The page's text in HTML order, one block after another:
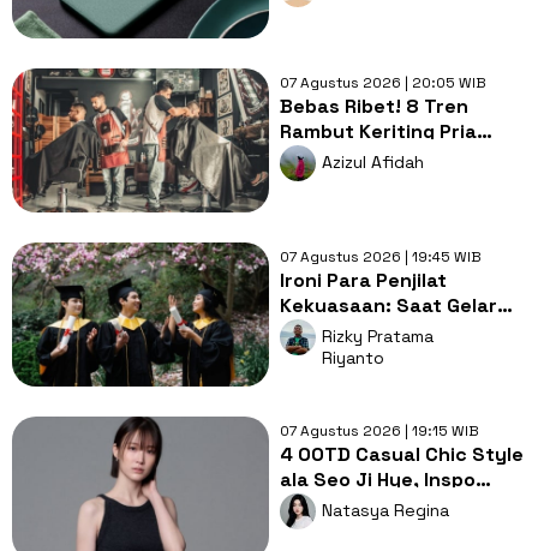
07 Agustus 2026 | 20:05 WIB
Bebas Ribet! 8 Tren
Rambut Keriting Pria
untuk Wajah Kotak yang
Gampang Ditata
Azizul Afidah
07 Agustus 2026 | 19:45 WIB
Ironi Para Penjilat
Kekuasaan: Saat Gelar
Akademis Kalah oleh
Mental ABS
Rizky Pratama
Riyanto
07 Agustus 2026 | 19:15 WIB
4 OOTD Casual Chic Style
ala Seo Ji Hye, Inspo
Gaya Ngampus Sampai
Ngantor!
Natasya Regina